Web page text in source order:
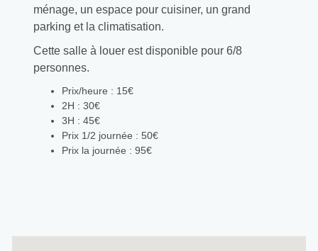
ménage, un espace pour cuisiner, un grand
parking et la climatisation.
Cette salle à louer est disponible pour 6/8
personnes.
Prix/heure : 15€
2H : 30€
3H : 45€
Prix 1/2 journée : 50€
Prix la journée : 95€